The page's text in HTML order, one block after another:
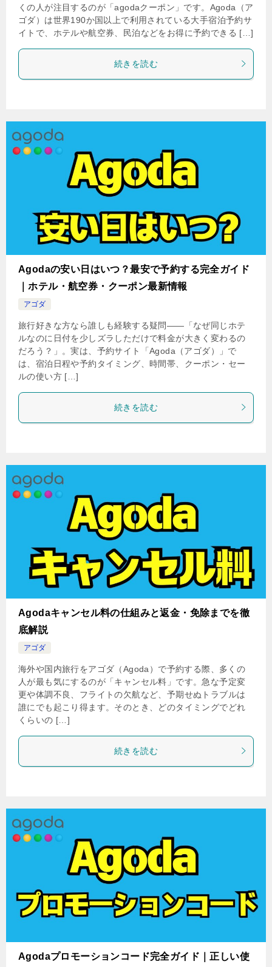
くの人が注目するのが「agodaクーポン」です。Agoda（ア
ゴダ）は世界190か国以上で利用されている大手宿泊予約サ
イトで、ホテルや航空券、民泊などをお得に予約できる […]
続きを読む
Agodaの安い日はいつ？最安で予約する完全ガイド
｜ホテル・航空券・クーポン最新情報
アゴダ
旅行好きな方なら誰しも経験する疑問――「なぜ同じホテ
ルなのに日付を少しズラしただけで料金が大きく変わるの
だろう？」。実は、予約サイト「Agoda（アゴダ）」で
は、宿泊日程や予約タイミング、時間帯、クーポン・セー
ルの使い方 […]
続きを読む
Agodaキャンセル料の仕組みと返金・免除までを徹
底解説
アゴダ
海外や国内旅行をアゴダ（Agoda）で予約する際、多くの
人が最も気にするのが「キャンセル料」です。急な予定変
更や体調不良、フライトの欠航など、予期せぬトラブルは
誰にでも起こり得ます。そのとき、どのタイミングでどれ
くらいの […]
続きを読む
Agodaプロモーションコード完全ガイド｜正しい使